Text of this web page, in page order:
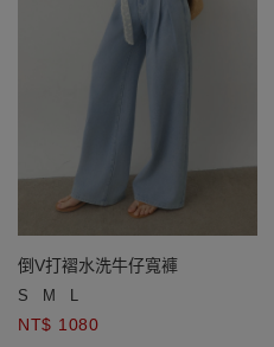
倒V打褶水洗牛仔寬褲
S M L
NT$ 1080